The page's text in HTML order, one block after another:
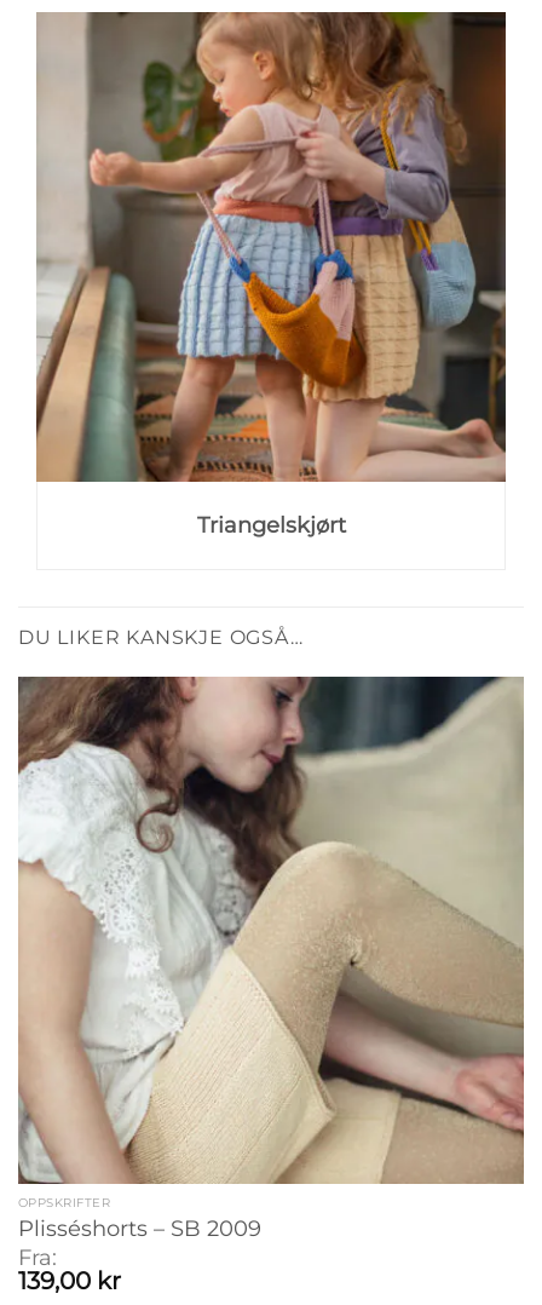
Triangelskjørt
DU LIKER KANSKJE OGSÅ…
OPPSKRIFTER
Plisséshorts – SB 2009
Fra:
139,00 kr